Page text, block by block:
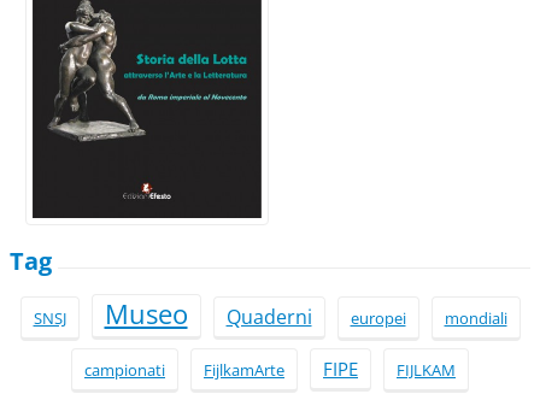
Tag
SNSJ Museo Quaderni europei mondiali
campionati FijlkamArte FIPE FIJLKAM